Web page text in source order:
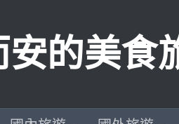
安的美食